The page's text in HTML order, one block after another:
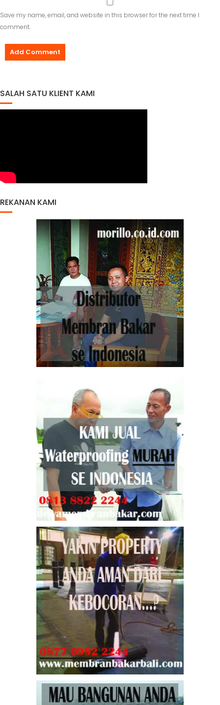
Save my name, email, and website in this browser for the next time I
comment.
SALAH SATU KLIENT KAMI
REKANAN KAMI